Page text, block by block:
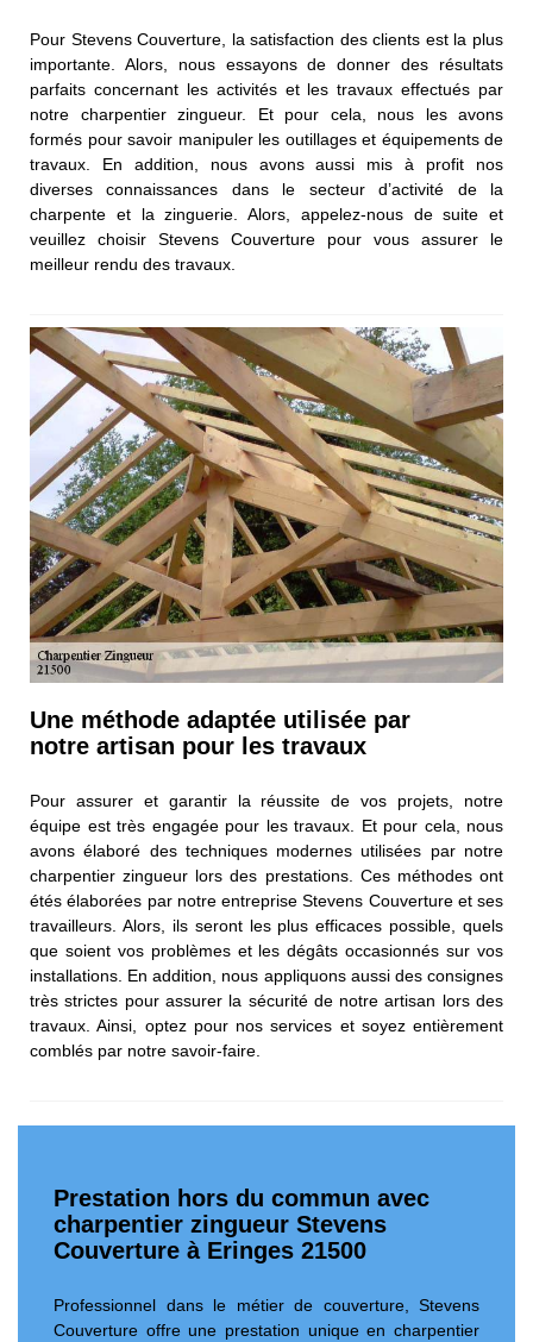
Pour Stevens Couverture, la satisfaction des clients est la plus
importante. Alors, nous essayons de donner des résultats
parfaits concernant les activités et les travaux effectués par
notre charpentier zingueur. Et pour cela, nous les avons
formés pour savoir manipuler les outillages et équipements de
travaux. En addition, nous avons aussi mis à profit nos
diverses connaissances dans le secteur d’activité de la
charpente et la zinguerie. Alors, appelez-nous de suite et
veuillez choisir Stevens Couverture pour vous assurer le
meilleur rendu des travaux.
Une méthode adaptée utilisée par
notre artisan pour les travaux
Pour assurer et garantir la réussite de vos projets, notre
équipe est très engagée pour les travaux. Et pour cela, nous
avons élaboré des techniques modernes utilisées par notre
charpentier zingueur lors des prestations. Ces méthodes ont
étés élaborées par notre entreprise Stevens Couverture et ses
travailleurs. Alors, ils seront les plus efficaces possible, quels
que soient vos problèmes et les dégâts occasionnés sur vos
installations. En addition, nous appliquons aussi des consignes
très strictes pour assurer la sécurité de notre artisan lors des
travaux. Ainsi, optez pour nos services et soyez entièrement
comblés par notre savoir-faire.
Prestation hors du commun avec
charpentier zingueur Stevens
Couverture à Eringes 21500
Professionnel dans le métier de couverture, Stevens
Couverture offre une prestation unique en charpentier